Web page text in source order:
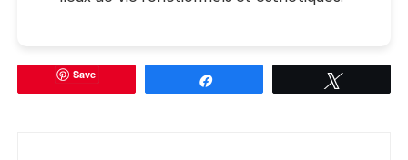
Save